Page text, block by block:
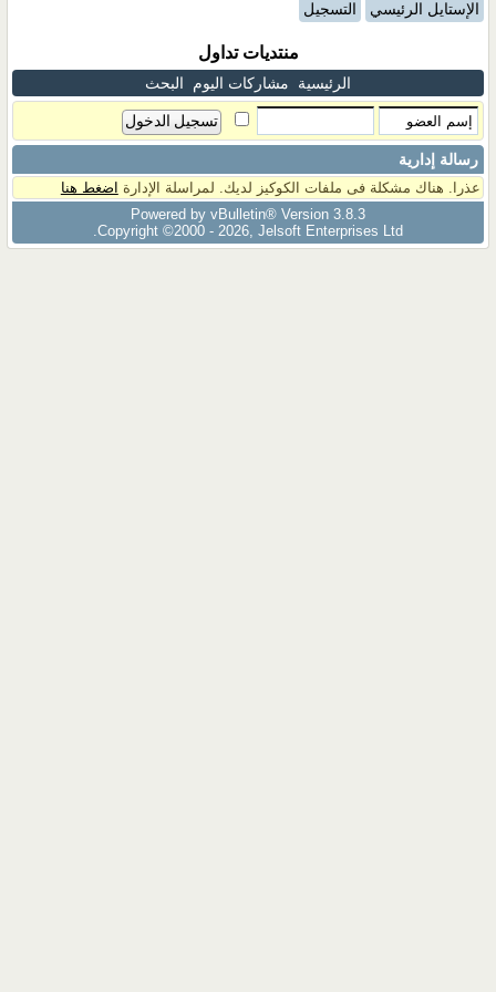
الإستايل الرئيسي التسجيل
منتديات تداول
الرئيسية مشاركات اليوم البحث
رسالة إدارية
عذرا. هناك مشكلة فى ملفات الكوكيز لديك. لمراسلة الإدارة اضغط هنا
Powered by vBulletin® Version 3.8.3
Copyright ©2000 - 2026, Jelsoft Enterprises Ltd.